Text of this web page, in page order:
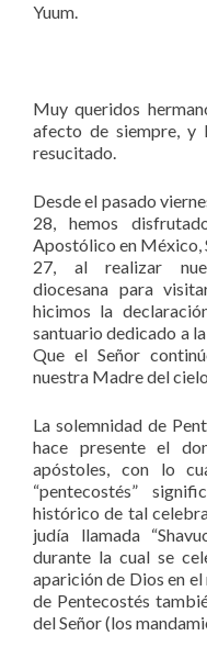
Yuum.
Muy queridos
afecto de siempre, y
resucitado.
Desde el pasado
28, hemos
Apostólico en México,
27, al realizar
diocesana para
hicimos la
santuario dedicado a la
Que el Señor
nuestra Madre del
La solemnidad de
hace presente el
apóstoles, con lo
“pentecostés”
histórico de tal
judía llamada
durante la cual se
aparición de Dios en
de Pentecostés
del Señor (los